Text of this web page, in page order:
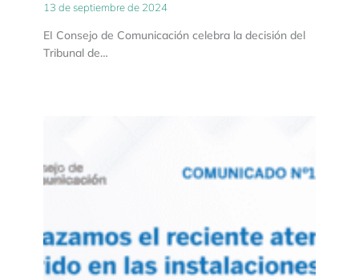
13 de septiembre de 2024
EI Consejo de Comunicación celebra la decisión del
Tribunal de…